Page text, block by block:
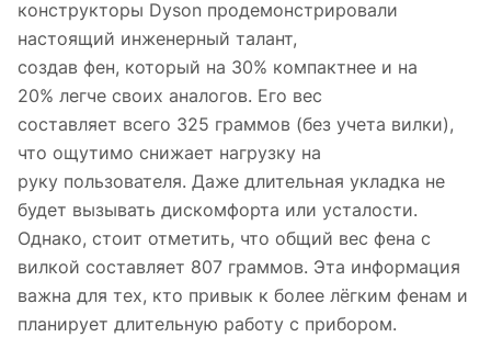
конструкторы Dyson продемонстрировали
настоящий инженерный талант,
создав фен, который на 30% компактнее и на
20% легче своих аналогов. Его вес
составляет всего 325 граммов (без учета вилки),
что ощутимо снижает нагрузку на
руку пользователя. Даже длительная укладка не
будет вызывать дискомфорта или усталости.
Однако, стоит отметить, что общий вес фена с
вилкой составляет 807 граммов. Эта информация
важна для тех, кто привык к более лёгким фенам и
планирует длительную работу с прибором.